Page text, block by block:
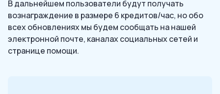
В дальнейшем пользователи будут получать
вознаграждение в размере 6 кредитов/час, но обо
всех обновлениях мы будем сообщать на нашей
электронной почте, каналах социальных сетей и
странице помощи.